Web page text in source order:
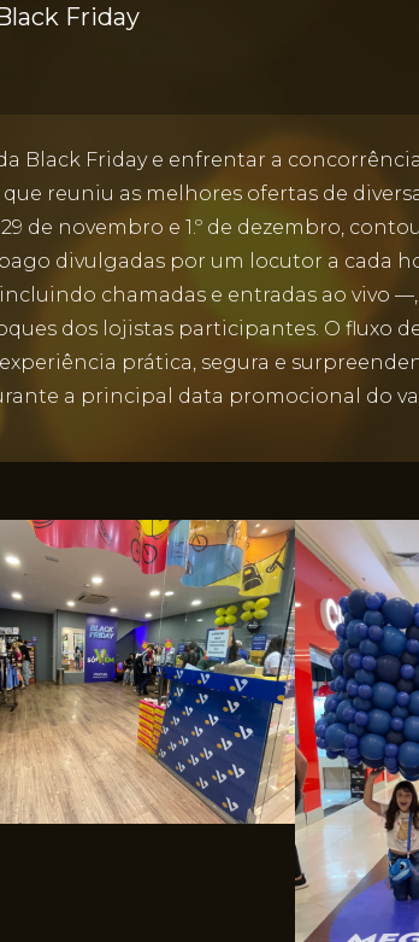
Friday
Black Friday e enfrentar a
reuniu as melhores ofertas de
de novembro e 1.º de dezembro,
divulgadas por um locutor a cada
chamadas e entradas ao vivo
dos lojistas participantes. O fluxo
prática, segura e
a principal data promocional do